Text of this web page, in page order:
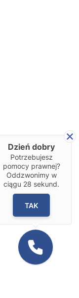
Dzień dobry
Potrzebujesz
pomocy prawnej?
Oddzwonimy w
ciągu 28 sekund.
TAK